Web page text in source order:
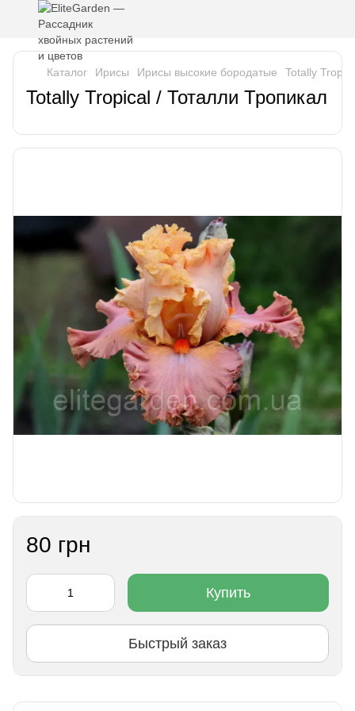
Каталог Ирисы Ирисы высокие бородатые Totally
Totally Tropical / Тоталли Тропикал
80 грн
Купить
Быстрый заказ